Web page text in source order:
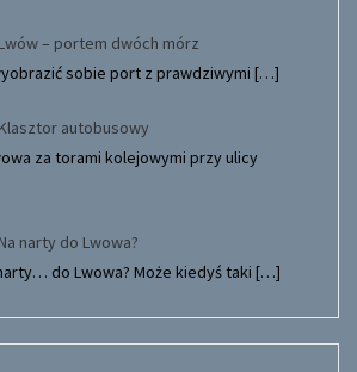
Lwów – portem dwóch mórz
sobie port z prawdziwymi […]
Klasztor autobusowy
za torami kolejowymi przy ulicy
Na narty do Lwowa?
do Lwowa? Może kiedyś taki […]